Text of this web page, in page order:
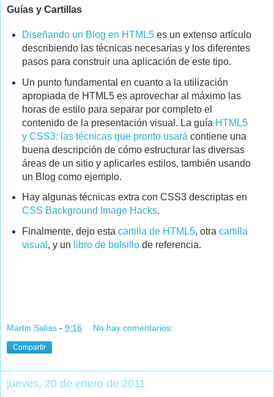
Guías y Cartillas
Diseñando un Blog en HTML5es un extenso artículo
describiendo las técnicas necesarias y los diferentes
pasos para construir una aplicación de este tipo.
Un punto fundamental en cuanto a la utilización
apropiada de HTML5 es aprovechar al máximo las
horas de estilo para separar por completo el
contenido de la presentación visual. La guía HTML5
y CSS3: las técnicas que pronto usará contiene una
buena descripción de cómo estructurar las diversas
áreas de un sitio y aplicarles estilos, también usando
un Blog como ejemplo.
Hay algunas técnicas extra con CSS3 descriptas en
CSS Background Image Hacks.
Finalmente, dejo esta cartilla de HTML5, otra cartilla
visual , y un libro de bolsillode referencia.
Martin Salias - 9:16 No hay comentarios:
Compartir
jueves, 20 de enero de 2011